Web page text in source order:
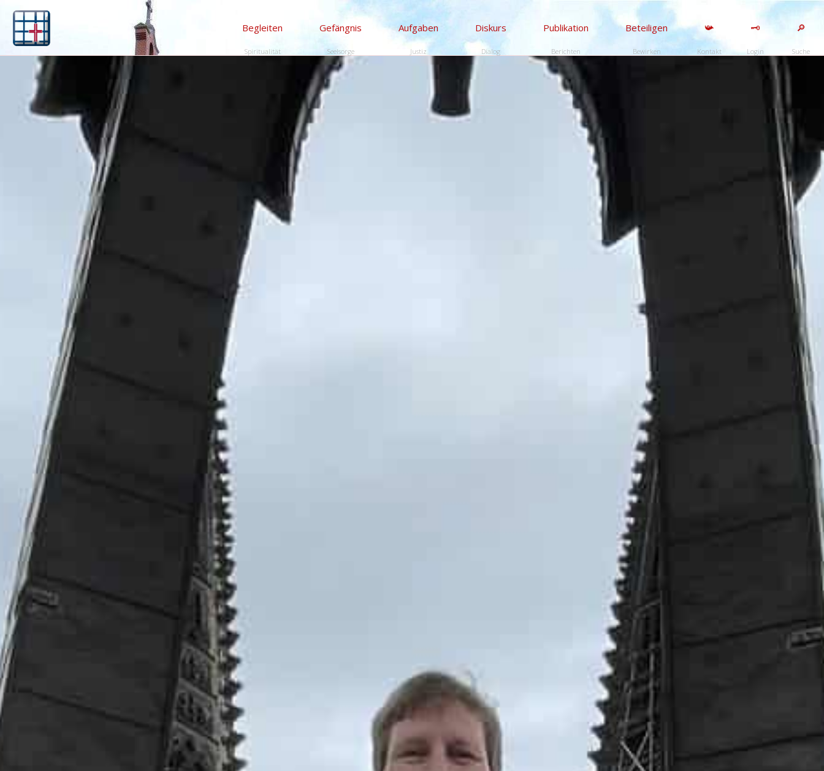
Begleiten
Spiritualität
Gefängnis
Seelsorge
Aufgaben
Justiz
Diskurs
Dialog
Publikation
Berichten
Beteiligen
Bewirken
📯
Kontakt
🗝️
Login
🔎
Suche